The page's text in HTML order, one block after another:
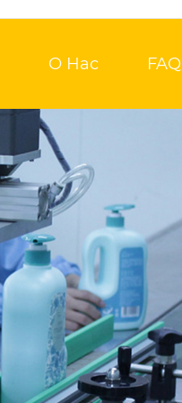
О Нас FAQ